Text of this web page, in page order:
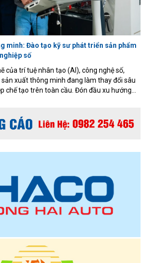
minh: Đào tạo kỹ sư phát triển sản phẩm
số
của trí tuệ nhân tạo (AI), công nghệ số,
xuất thông minh đang làm thay đổi sâu
chế tạo trên toàn cầu. Đón đầu xu hướng
ứng dụng, kết hợp nền tảng cơ khí
nghệ thiết kế và sản xuất hiện đại.